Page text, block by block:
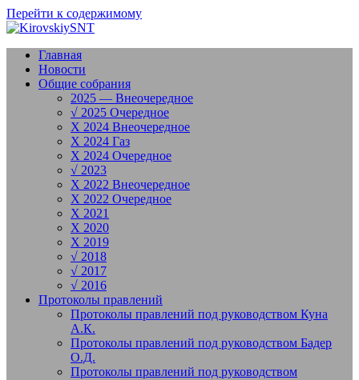
Перейти к содержимому
Главная
Новости
Общие собрания
2025 — Внеочередное
√ 2025 Очередное
X 2024 Внеочередное
X 2024 Газ
X 2024 Очередное
√ 2023
X 2022 Внеочередное
X 2022 Очередное
X 2021
X 2020
X 2019
√ 2018
√ 2017
√ 2016
Протоколы правлений
Протоколы правлений под руководством Куна
А.К.
Протоколы правлений под руководством Бадер
О.Д.
Протоколы правлений под руководством